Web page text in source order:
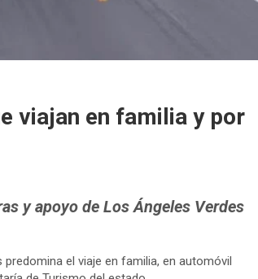
viajan en familia y por
y apoyo de Los Ángeles Verdes
el viaje en familia, en automóvil